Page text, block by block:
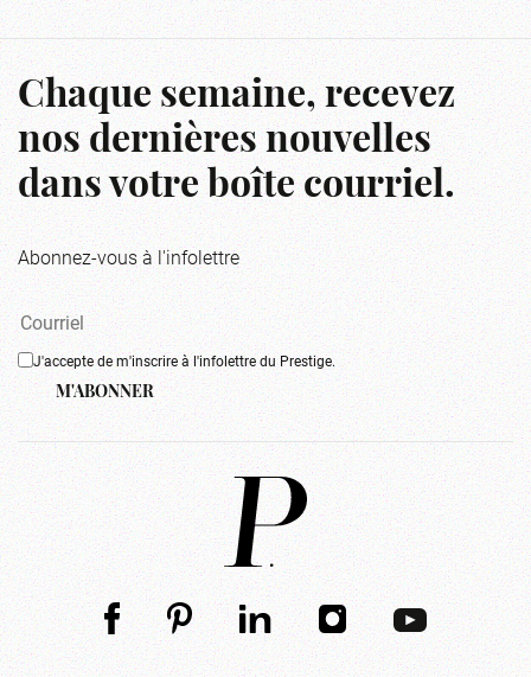
Chaque semaine, recevez
nos dernières nouvelles
dans votre boîte courriel.
Abonnez-vous à l'infolettre
J'accepte de m'inscrire à l'infolettre du Prestige.
M'ABONNER